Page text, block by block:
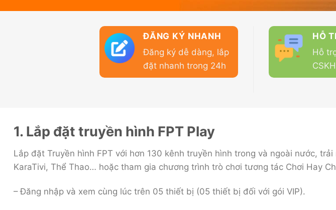
ĐĂNG KÝ NHANH
Đăng ký dễ dàng, lắp
đặt nhanh trong 24h
HỖ
Hỗ
1. Lắp đặt truyền hình FPT Play
Lắp đặt Truyền hình FPT với hơn 130 kênh truyền hình trong và ngoài nước,
KaraTivi, Thể Thao… hoặc tham gia chương trình trò chơi tương tác Chơi Hay
– Đăng nhập và xem cùng lúc trên 05 thiết bị (05 thiết bị đối với gói VIP).